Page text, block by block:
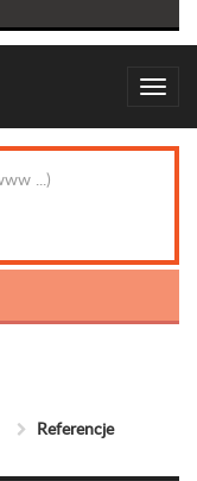
Referencje